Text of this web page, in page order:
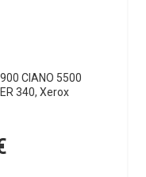
CIANO 5500
340, Xerox